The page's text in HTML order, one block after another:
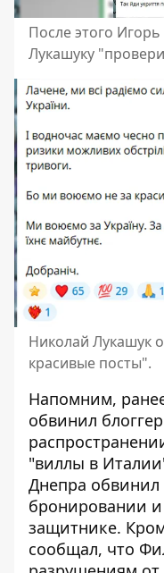
После этого
Лукашуку
Николай Лукашук
красивые посты".
Напомним,
обвинил
"виллы в
Днепра
бронировании и
защитнике.
сообщал, что